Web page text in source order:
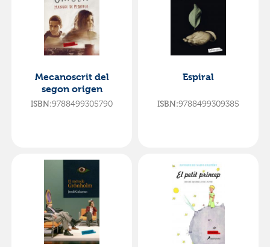
Mecanoscrit del
segon origen
ISBN:9788499305790
Espiral
ISBN:9788499309385